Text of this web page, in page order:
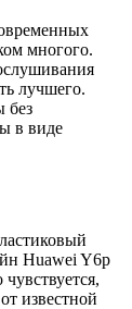
многого.
лучшего.
без
в виде
Huawei Y6p
известной